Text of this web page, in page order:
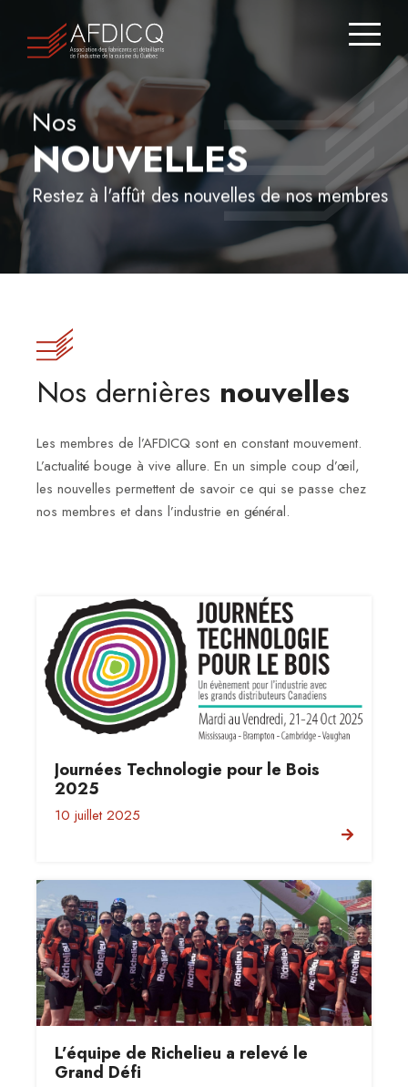
Nous
joindre
Zone
membre
Répertoire
des
À
MEMBRE
SERVICES
FORMATIONS
NOUVELLES
SIGNÉE
QUÉBEC
Nos
NOUVELLES
Restez à l'affût des nouvelles de nos membres
Nos dernières nouvelles
Les membres de l’AFDICQ sont en constant mouvement.
L’actualité bouge à vive allure. En un simple coup d’œil,
les nouvelles permettent de savoir ce qui se passe chez
nos membres et dans l’industrie en général.
Journées Technologie pour le Bois
2025
10 juillet 2025
L’équipe de Richelieu a relevé le
Grand Défi